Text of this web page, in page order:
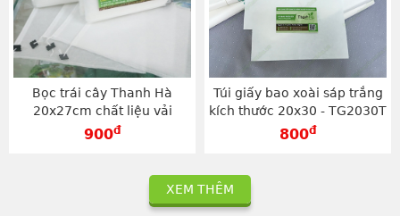
Bọc trái cây Thanh Hà
20x27cm chất liệu vải
không dệt sử dụng dây rút -
900đ
Túi giấy bao xoài sáp trắng
kích thước 20x30 - TG2030T
800đ
XEM THÊM